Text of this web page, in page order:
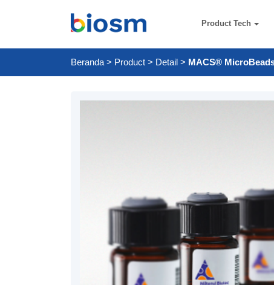
Product Tech
Beranda > Product > Detail > MACS®